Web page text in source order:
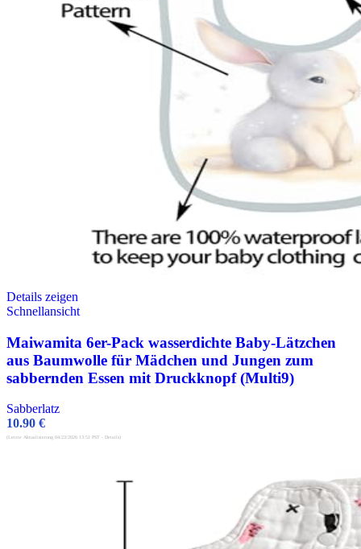
Details zeigen
Schnellansicht
Maiwamita 6er-Pack wasserdichte Baby-Lätzchen
aus Baumwolle für Mädchen und Jungen zum
sabbernden Essen mit Druckknopf (Multi9)
Sabberlatz
10.90 €
(Letzte Aktualisierung 04/23/2026 13:51 PST - Details)